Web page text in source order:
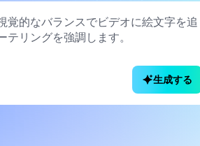
生成する